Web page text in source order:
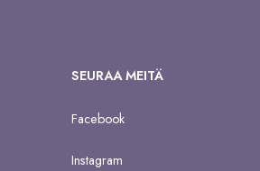
SEURAA MEITÄ
Facebook
Instagram